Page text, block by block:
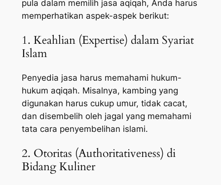
pula dalam memilih jasa aqiqah, Anda harus
memperhatikan aspek-aspek berikut:
1. Keahlian (Expertise) dalam Syariat
Islam
Penyedia jasa harus memahami hukum-
hukum aqiqah. Misalnya, kambing yang
digunakan harus cukup umur, tidak cacat,
dan disembelih oleh jagal yang memahami
tata cara penyembelihan islami.
2. Otoritas (Authoritativeness) di
Bidang Kuliner